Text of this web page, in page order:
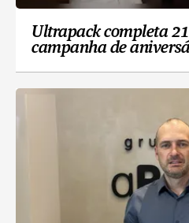
Ultrapack completa
campanha de